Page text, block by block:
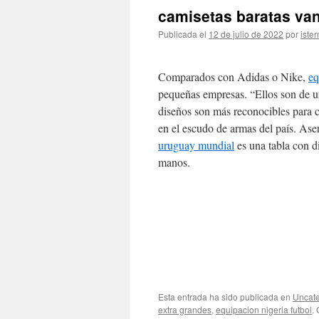
camisetas baratas
Publicada el 12 de julio de 2022 por
Comparados con Adidas o Nike,
pequeñas empresas. “Ellos son de
diseños son más reconocibles
en el escudo de armas del país.
uruguay mundial es una tabla con
manos.
Esta entrada ha sido publicada en
extra grandes, equipacion nigeria futbol.